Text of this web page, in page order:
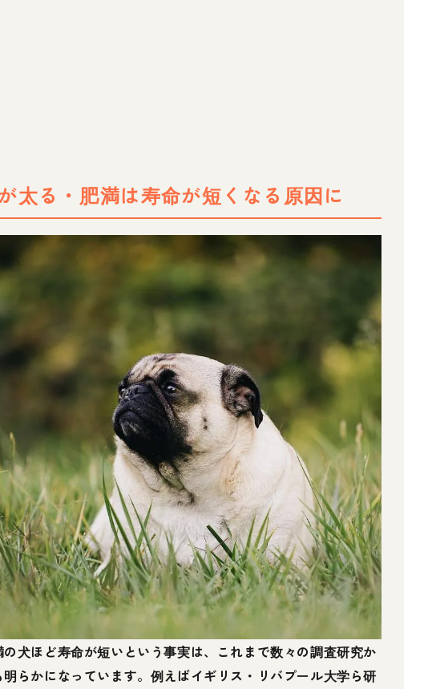
太る・肥満は寿命が短くなる原因に
の犬ほど寿命が短いという事実は、これまで数々の調査研究か
明らかになっています。例えばイギリス・リバプール大学ら研